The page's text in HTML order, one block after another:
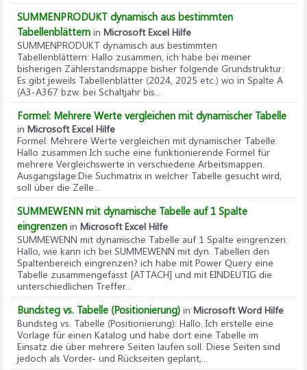
SUMMENPRODUKT dynamisch aus bestimmten
Tabellenblättern in Microsoft Excel Hilfe
SUMMENPRODUKT dynamisch aus bestimmten
Tabellenblättern: Hallo zusammen, ich habe bei meiner
bisherigen Zählerstandsmappe bisher folgende Grundstruktur:
Es gibt jeweils Tabellenblätter (2024, 2025 etc.) wo in Spalte A
(A3-A367 bzw. bei Schaltjahr bis...
Formel: Mehrere Werte vergleichen mit dynamischer Tabelle
in Microsoft Excel Hilfe
Formel: Mehrere Werte vergleichen mit dynamischer Tabelle:
Hallo zusammen Ich suche eine funktionierende Formel für
mehrere Vergleichswerte in verschiedene Arbeitsmappen.
Ausgangslage:Die Suchmatrix in welcher Tabelle gesucht wird,
soll über die Zelle...
SUMMEWENN mit dynamische Tabelle auf 1 Spalte
eingrenzen in Microsoft Excel Hilfe
SUMMEWENN mit dynamische Tabelle auf 1 Spalte eingrenzen:
Hallo, wie kann ich bei SUMMEWENN mit dyn. Tabellen den
Spaltenbereich eingrenzen? ich habe mit Power Query eine
Tabelle zusammengefasst [ATTACH] und mit EINDEUTIG die
unterschiedlichen Treffer...
Bundsteg vs. Tabelle (Positionierung) in Microsoft Word Hilfe
Bundsteg vs. Tabelle (Positionierung): Hallo. Ich erstelle eine
Vorlage für einen Katalog und habe dort eine Tabelle im
Einsatz die über mehrere Seiten laufen soll. Diese Seiten sind
jedoch als Vorder- und Rückseiten geplant,...